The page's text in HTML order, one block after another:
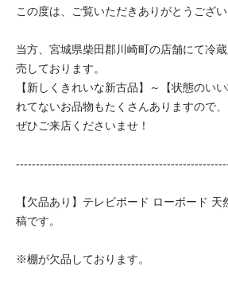
この度は、ご覧いただきありがとうござい
当方、宮城県柴田郡川崎町の店舗にて冷
売しております。
【新しくきれいな新古品】～【状態のい
れてないお品物もたくさんありますので、
ぜひご来店くださいませ！
【欠品あり】テレビボード ローボード
稿です。
※棚が欠品しております。